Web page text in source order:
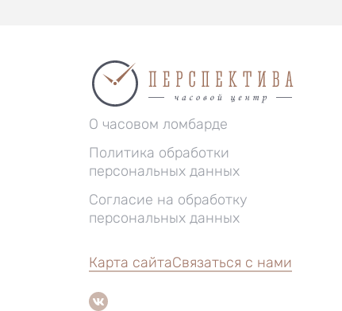
О часовом ломбарде
Политика обработки
персональных данных
Согласие на обработку
персональных данных
Карта сайтаСвязаться с нами